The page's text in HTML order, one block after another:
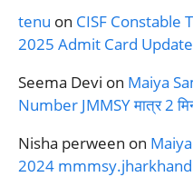
tenu on CISF Constable
2025 Admit Card Update
Seema Devi on Maiya
Number JMMSY मात्र 2
Nisha perween on
2024